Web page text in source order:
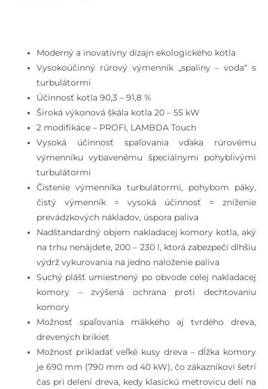
Moderný a inovatívny dizajn ekologického kotla
Vysokoúčinný rúrový výmenník „spaliny – voda“ s
turbulátormi
Účinnosť kotla 90,3 – 91,8 %
Široká výkonová škála kotla 20 – 55 kW
2 modifikáce – PROFI, LAMBDA Touch
Vysoká účinnosť spaľovania vďaka rúrovému
výmenníku vybavenému špeciálnymi pohyblivými
turbulátormi
Čistenie výmenníka turbulátormi, pohybom páky,
čistý výmenník = vysoká účinnosť = zníženie
prevádzkových nákladov, úspora paliva
Nadštandardný objem nakladacej komory kotla, aký
na trhu nenájdete, 200 – 230 l, ktorá zabezpečí dlhšiu
výdrž vykurovania na jedno naloženie paliva
Suchý plášť umiestnený po obvode celej nakladacej
komory – zvýšená ochrana proti dechtovaniu
komory
Možnosť spaľovania mäkkého aj tvrdého dreva,
drevených brikiet
Možnosť prikladať veľké kusy dreva – dĺžka komory
je 690 mm (790 mm od 40 kW), čo zákazníkovi šetrí
čas pri delení dreva, kedy klasickú metrovicu delí na